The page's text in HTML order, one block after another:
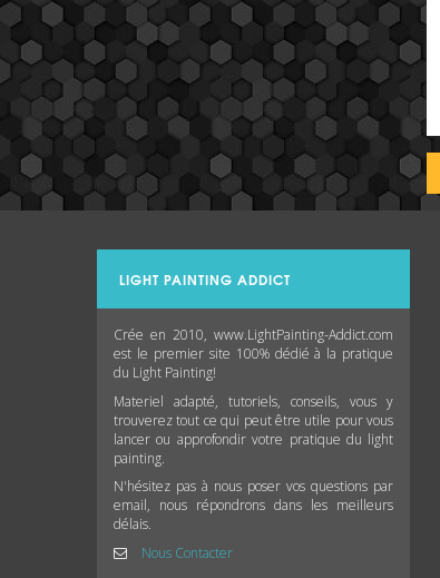
LIGHT PAINTING ADDICT
Crée en 2010, www.LightPainting-Addict.com
est le premier site 100% dédié à la pratique
du Light Painting!
Materiel adapté, tutoriels, conseils, vous y
trouverez tout ce qui peut être utile pour vous
lancer ou approfondir votre pratique du light
painting.
N'hésitez pas à nous poser vos questions par
email, nous répondrons dans les meilleurs
délais.
Nous Contacter